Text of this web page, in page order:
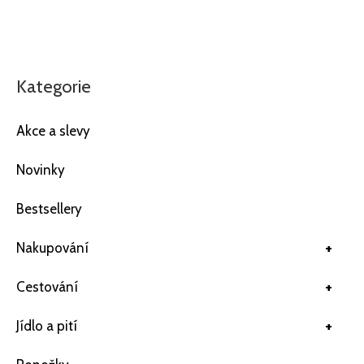
Kategorie
Akce a slevy
Novinky
Bestsellery
+
Nakupování
+
Cestování
+
Jídlo a pití